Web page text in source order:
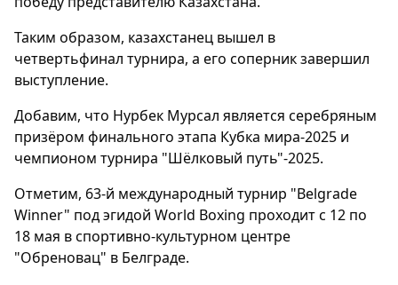
Таким образом, казахстанец вышел в
четвертьфинал турнира, а его соперник завершил
выступление.
Добавим, что Нурбек Мурсал является серебряным
призёром финального этапа Кубка мира-2025 и
чемпионом турнира "Шёлковый путь"-2025.
Отметим, 63-й международный турнир "Belgrade
Winner" под эгидой World Boxing проходит с 12 по
18 мая в спортивно-культурном центре
"Обреновац" в Белграде.